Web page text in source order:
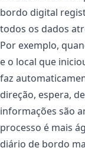
bordo digital
todos os dados
Por exemplo,
e o local que
faz
direção, espera,
informações são
processo é mais
diário de bordo